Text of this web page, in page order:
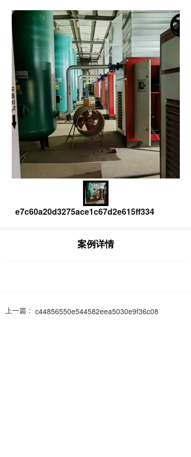
e7c60a20d3275ace1c67d2e615ff334
案例详情
上一篇 : c44856550e544582eea5030e9f36c08